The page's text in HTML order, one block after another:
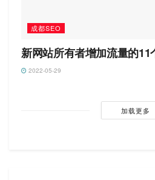
成都SEO
新网站所有者增加流量的11
2022-05-29
加载更多